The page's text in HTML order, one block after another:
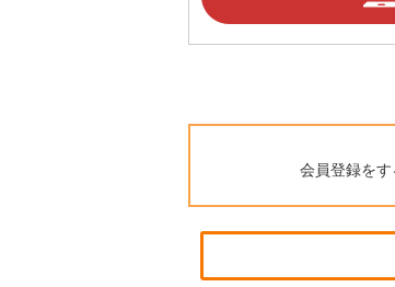
会員登録を